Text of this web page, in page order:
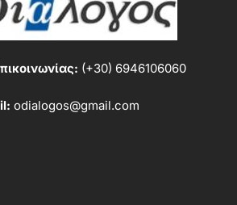
(+30) 6946106060
odialogos@gmail.com